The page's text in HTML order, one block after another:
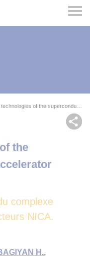
Cryogenic technologies of the superconducting N...
complexe
NICA.
the
H.,